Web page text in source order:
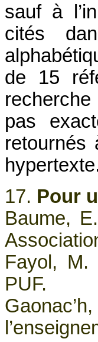
sauf à
cités
de 15
pas
retournés
17. Pour
Baume,
Fayol, M.
PUF.